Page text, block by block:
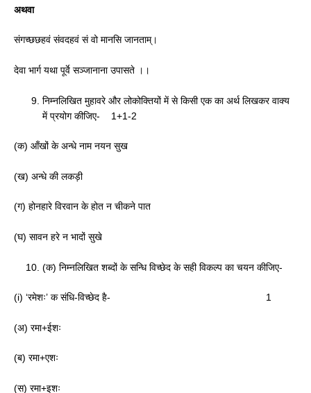
अथवा
संगच्छछहवं संवदहवं सं वो मानसि जानताम्।
देवा भार्ग यथा पूर्वे सञ्जानाना उपासते ।।
निम्नलिखित मुहावरे और लोकोक्तियों में से किसी एक का अर्थ लिखकर वाक्य
में प्रयोग कीजिए- 1+1-2
(क) आँखों के अन्धे नाम नयन सुख
(ख) अन्धे की लकड़ी
(ग) होनहारे विरवान के होत न चीकने पात
(घ) सावन हरे न भादों सुखे
(क) निम्नलिखित शब्दों के सन्धि विच्छेद के सही विकल्प का चयन कीजिए-
(i) ‘रमेशः’ क संधि-विच्छेद है- 1
(अ) रमा+ईशः
(ब) रमा+एशः
(स) रमा+इशः